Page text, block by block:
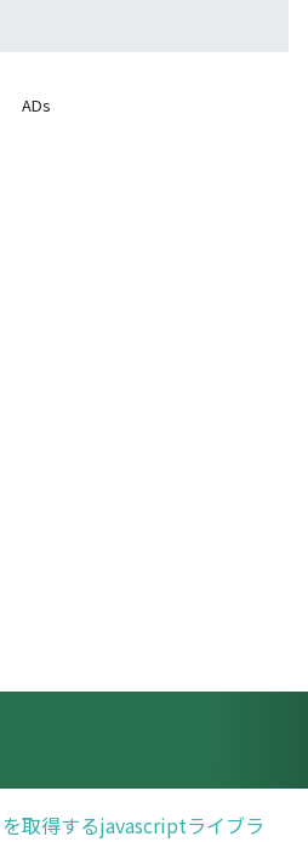
ADs
取得するjavascriptライブラ